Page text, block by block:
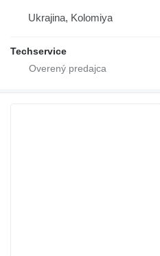
Ukrajina, Kolomiya
Techservice